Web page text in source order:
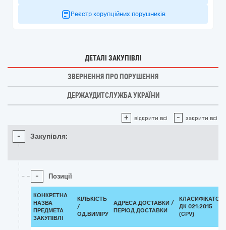
Реєстр корупційних порушників
ДЕТАЛІ ЗАКУПІВЛІ
ЗВЕРНЕННЯ ПРО ПОРУШЕННЯ
ДЕРЖАУДИТСЛУЖБА УКРАЇНИ
+ відкрити всі - закрити всі
- Закупівля:
- Позиції
КОНКРЕТНА
НАЗВА
ПРЕДМЕТА
ЗАКУПІВЛІ
КІЛЬКІСТЬ
/
ОД.ВИМІРУ
АДРЕСА ДОСТАВКИ /
ПЕРІОД ДОСТАВКИ
КЛАСИФІКАТОР
ДК 021:2015
(CPV)